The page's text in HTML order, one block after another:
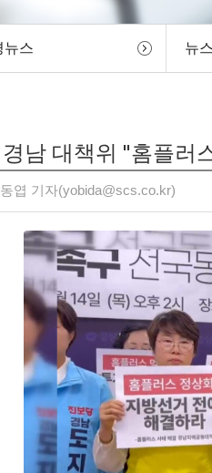
뉴스 뉴
경남 대책위 "홈플
엽 기자(yobida@scs.co.kr)